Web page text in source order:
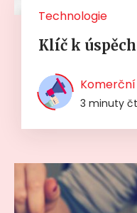
Technologie
Klíč k
3 minuty